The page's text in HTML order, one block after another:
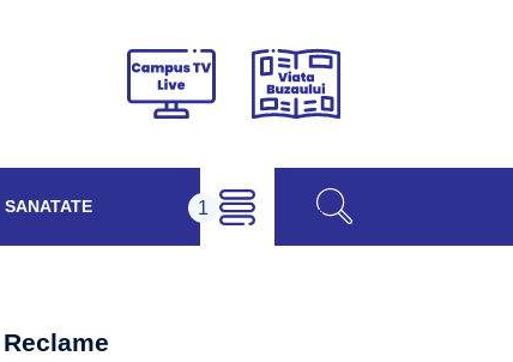
Campus
Viața
SANATATE
Reclame